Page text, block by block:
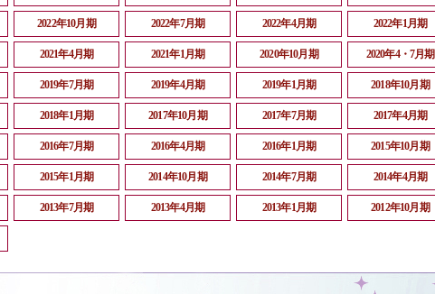
2022年10月期 2022年7月期 2022年4月期 2022年1月期
2021年4月期 2021年1月期 2020年10月期 2020年4・7月期
2019年7月期 2019年4月期 2019年1月期 2018年10月期
2018年1月期 2017年10月期 2017年7月期 2017年4月期
2016年7月期 2016年4月期 2016年1月期 2015年10月期
2015年1月期 2014年10月期 2014年7月期 2014年4月期
2013年7月期 2013年4月期 2013年1月期 2012年10月期